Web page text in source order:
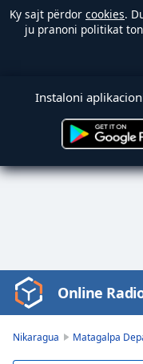
Ky sajt përdor cookies.
ju pranoni politikat
Instaloni
Video
Player
Online
Nikaragua Matagalpa